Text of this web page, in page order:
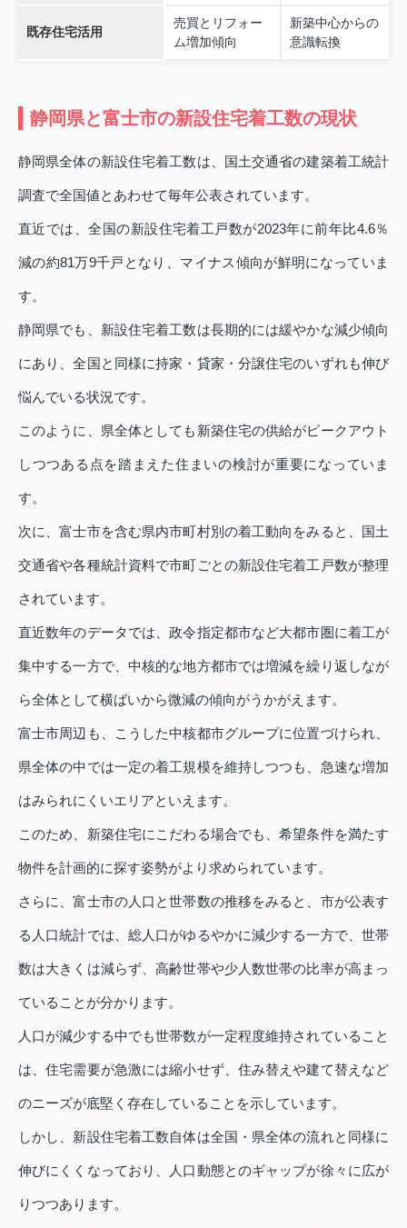
既存住宅活用
売買とリフォー
ム増加傾向
新築中心からの
意識転換
静岡県と富士市の新設住宅着工数の現状
静岡県全体の新設住宅着工数は、国土交通省の建築着工統計
調査で全国値とあわせて毎年公表されています。
直近では、全国の新設住宅着工戸数が2023年に前年比4.6％
減の約81万9千戸となり、マイナス傾向が鮮明になっていま
す。
静岡県でも、新設住宅着工数は長期的には緩やかな減少傾向
にあり、全国と同様に持家・貸家・分譲住宅のいずれも伸び
悩んでいる状況です。
このように、県全体としても新築住宅の供給がピークアウト
しつつある点を踏まえた住まいの検討が重要になっていま
す。
次に、富士市を含む県内市町村別の着工動向をみると、国土
交通省や各種統計資料で市町ごとの新設住宅着工戸数が整理
されています。
直近数年のデータでは、政令指定都市など大都市圏に着工が
集中する一方で、中核的な地方都市では増減を繰り返しなが
ら全体として横ばいから微減の傾向がうかがえます。
富士市周辺も、こうした中核都市グループに位置づけられ、
県全体の中では一定の着工規模を維持しつつも、急速な増加
はみられにくいエリアといえます。
このため、新築住宅にこだわる場合でも、希望条件を満たす
物件を計画的に探す姿勢がより求められています。
さらに、富士市の人口と世帯数の推移をみると、市が公表す
る人口統計では、総人口がゆるやかに減少する一方で、世帯
数は大きくは減らず、高齢世帯や少人数世帯の比率が高まっ
ていることが分かります。
人口が減少する中でも世帯数が一定程度維持されていること
は、住宅需要が急激には縮小せず、住み替えや建て替えなど
のニーズが底堅く存在していることを示しています。
しかし、新設住宅着工数自体は全国・県全体の流れと同様に
伸びにくくなっており、人口動態とのギャップが徐々に広が
りつつあります。